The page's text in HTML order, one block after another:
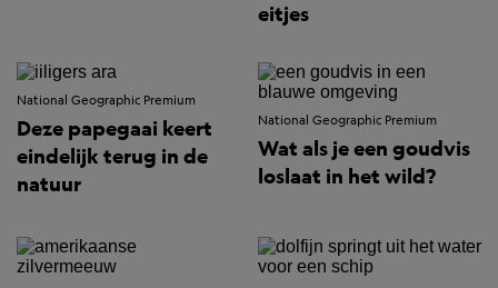
eitjes
National Geographic Premium
Deze papegaai keert
eindelijk terug in de
natuur
National Geographic Premium
Wat als je een goudvis
loslaat in het wild?